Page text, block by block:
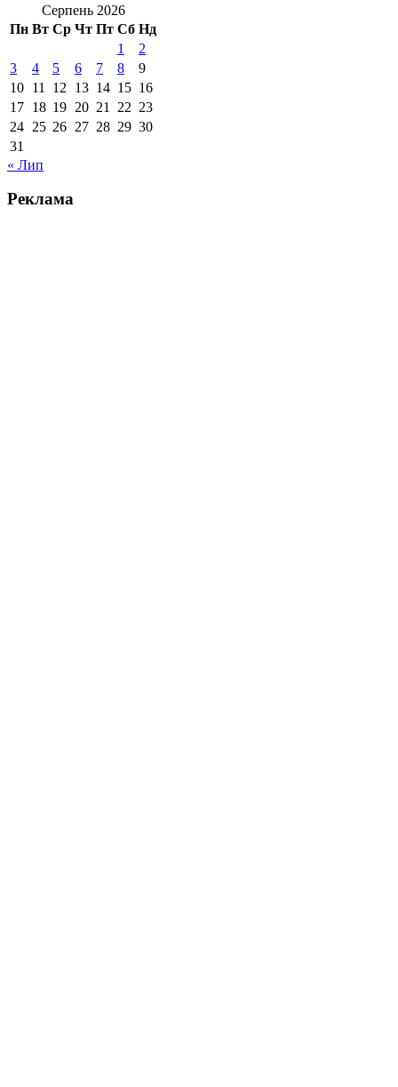
Серпень 2026
Пн Вт Ср Чт Пт Сб Нд
1
2
3
4 5 6 7 8
9
10 11 12 13 14 15 16
17 18 19 20 21 22 23
24 25 26 27 28 29 30
31
« Лип
Реклама